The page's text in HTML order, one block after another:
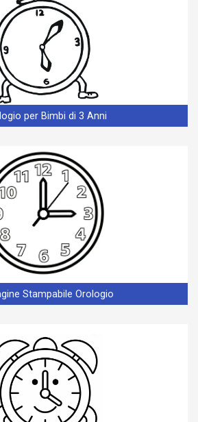
per Bimbi di 3 Anni
Stampabile Orologio